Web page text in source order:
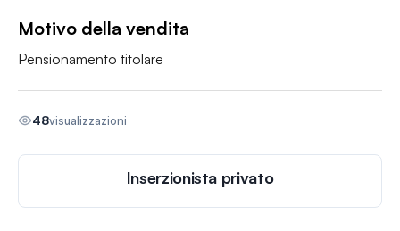
Motivo della vendita
Pensionamento titolare
48visualizzazioni
Inserzionista privato